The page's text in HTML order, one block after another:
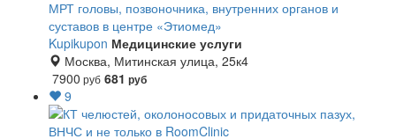
МРТ головы, позвоночника, внутренних органов и
суставов в центре «Этиомед»
Kupikupon Медицинские услуги
Москва, Митинская улица, 25к4
7900 руб 681 руб
9